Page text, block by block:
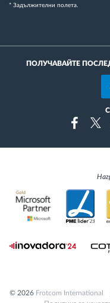
* Задължителни полета.
ПОЛУЧАВАЙТЕ
Facebook
© 2026 Frotcom International